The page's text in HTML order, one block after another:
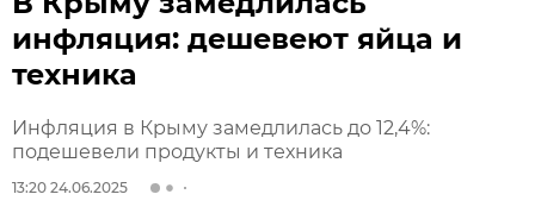
инфляция: дешевеют яйца и
техника
Инфляция в Крыму замедлилась до 12,4%:
подешевели продукты и техника
13:20 24.06.2025